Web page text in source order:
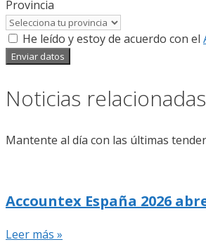
Provincia
He leído y estoy de acuerdo con el
Enviar datos
Noticias relacionadas
Mantente al día con las últimas
Accountex España 2026
Leer más »